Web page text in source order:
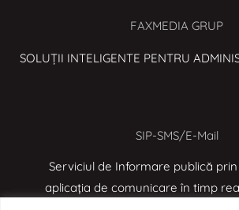
FAXMEDIA GRUP
SOLUȚII INTELIGENTE PENTRU
SIP-SMS/E-Mail
Serviciul de Informare publică prin
aplicația de comunicare în timp